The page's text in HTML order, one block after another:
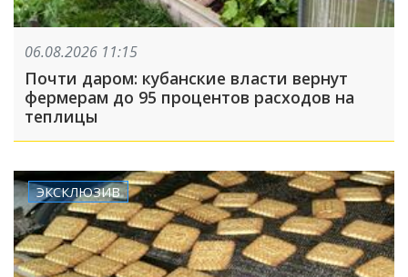
06.08.2026 11:15
Почти даром: кубанские власти вернут
фермерам до 95 процентов расходов на
теплицы
ЭКСКЛЮЗИВ